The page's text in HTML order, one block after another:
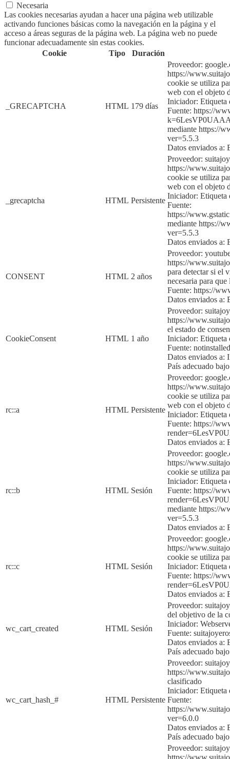
Necesaria
Las cookies necesarias ayudan a hacer una página web utilizable
activando funciones básicas como la navegación en la página y el
acceso a áreas seguras de la página web. La página web no puede
funcionar adecuadamente sin estas cookies.
Cookie
Tipo Duración
_GRECAPTCHA HTML 179 días
Proveedor:
https://
cookie se utiliza
web con el objeto
Iniciador: Etiqueta
Fuente: https://
mediante https://
ver=5.5.3
Datos enviados a:
_grecaptcha HTML Persistente
Proveedor:
https://
cookie se utiliza
web con el objeto
Iniciador: Etiqueta
Fuente:
https://
mediante https://
ver=5.5.3
Datos enviados a:
CONSENT HTML 2 años
Proveedor:
https://
para detectar si el
necesaria para
Fuente: https://
Datos enviados a:
CookieConsent HTML 1 año
Proveedor:
https://
el estado de
Iniciador: Etiqueta
Fuente: notinstalled
Datos enviados a:
País adecuado
rc::a HTML Persistente
Proveedor:
https://
cookie se utiliza
web con el objeto
Iniciador: Etiqueta
Fuente: https://
Datos enviados a:
rc::b HTML Sesión
Proveedor:
https://
cookie se utiliza
Iniciador: Etiqueta
Fuente: https://
mediante https://
ver=5.5.3
Datos enviados a:
rc::c HTML Sesión
Proveedor:
https://
cookie se utiliza
Iniciador: Etiqueta
Fuente: https://
Datos enviados a:
wc_cart_created HTML Sesión
Proveedor:
del objetivo de la
Iniciador:
Fuente:
Datos enviados a:
País adecuado
wc_cart_hash_# HTML Persistente
Proveedor:
https://
clasificado
Iniciador: Etiqueta
Fuente:
https://
ver=6.0.0
Datos enviados a:
País adecuado
Proveedor:
https://